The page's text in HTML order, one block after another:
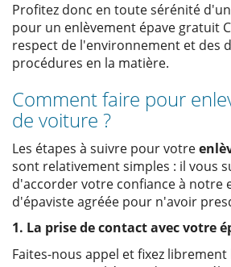
Profitez donc en toute sérénité
pour un enlèvement épave gratuit
respect de l'environnement et des
procédures en la matière.
Comment faire pour
de voiture ?
Les étapes à suivre pour votre
sont relativement simples : il vous
d'accorder votre confiance à notre
d'épaviste agréée pour n'avoir
1. La prise de contact avec votre
Faites-nous appel et fixez